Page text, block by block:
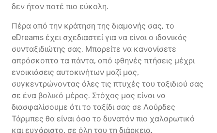
δεν ήταν ποτέ πιο εύκολη.
Πέρα από την κράτηση της διαμονής σας, το
eDreams έχει σχεδιαστεί για να είναι ο ιδανικός
συνταξιδιώτης σας. Μπορείτε να κανονίσετε
απρόσκοπτα τα πάντα, από φθηνές πτήσεις μέχρι
ενοικιάσεις αυτοκινήτων μαζί μας,
συγκεντρώνοντας όλες τις πτυχές του ταξιδιού σας
σε ένα βολικό μέρος. Στόχος μας είναι να
διασφαλίσουμε ότι το ταξίδι σας σε Λούρδες
Τάρμπες θα είναι όσο το δυνατόν πιο χαλαρωτικό
και ευχάριστο, σε όλη του τη διάρκεια.